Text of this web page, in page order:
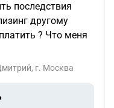
как вариант
минусы и
о
суммы,
последствия
другому
? Что меня
г. Москва